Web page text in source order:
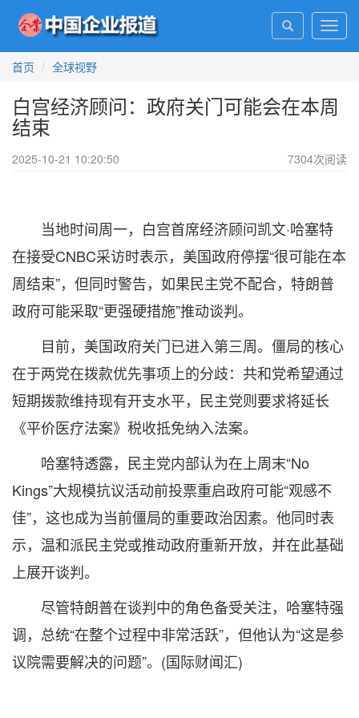
首页
全球视野
白宫经济顾问：政府关门可能会在本周
结束
2025-10-21 10:20:50 7304次阅读
当地时间周一，白宫首席经济顾问凯文·哈塞特
在接受CNBC采访时表示，美国政府停摆“很可能在本
周结束”，但同时警告，如果民主党不配合，特朗普
政府可能采取“更强硬措施”推动谈判。
目前，美国政府关门已进入第三周。僵局的核心
在于两党在拨款优先事项上的分歧：共和党希望通过
短期拨款维持现有开支水平，民主党则要求将延长
《平价医疗法案》税收抵免纳入法案。
哈塞特透露，民主党内部认为在上周末“No
Kings”大规模抗议活动前投票重启政府可能“观感不
佳”，这也成为当前僵局的重要政治因素。他同时表
示，温和派民主党或推动政府重新开放，并在此基础
上展开谈判。
尽管特朗普在谈判中的角色备受关注，哈塞特强
调，总统“在整个过程中非常活跃”，但他认为“这是参
议院需要解决的问题”。(国际财闻汇)